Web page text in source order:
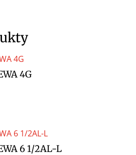
4G
6 1/2AL-L